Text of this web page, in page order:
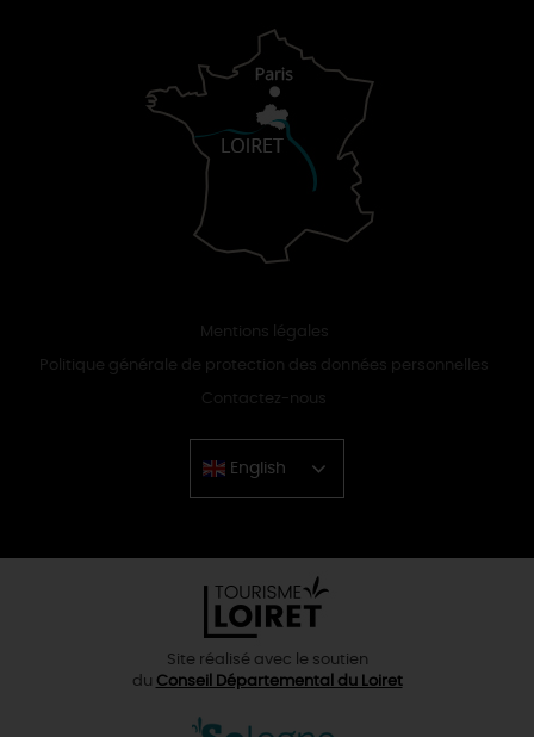
Mentions légales
Politique générale de protection des données personnelles
Contactez-nous
English
Chinese
Site réalisé avec le soutien
du Conseil Départemental du Loiret